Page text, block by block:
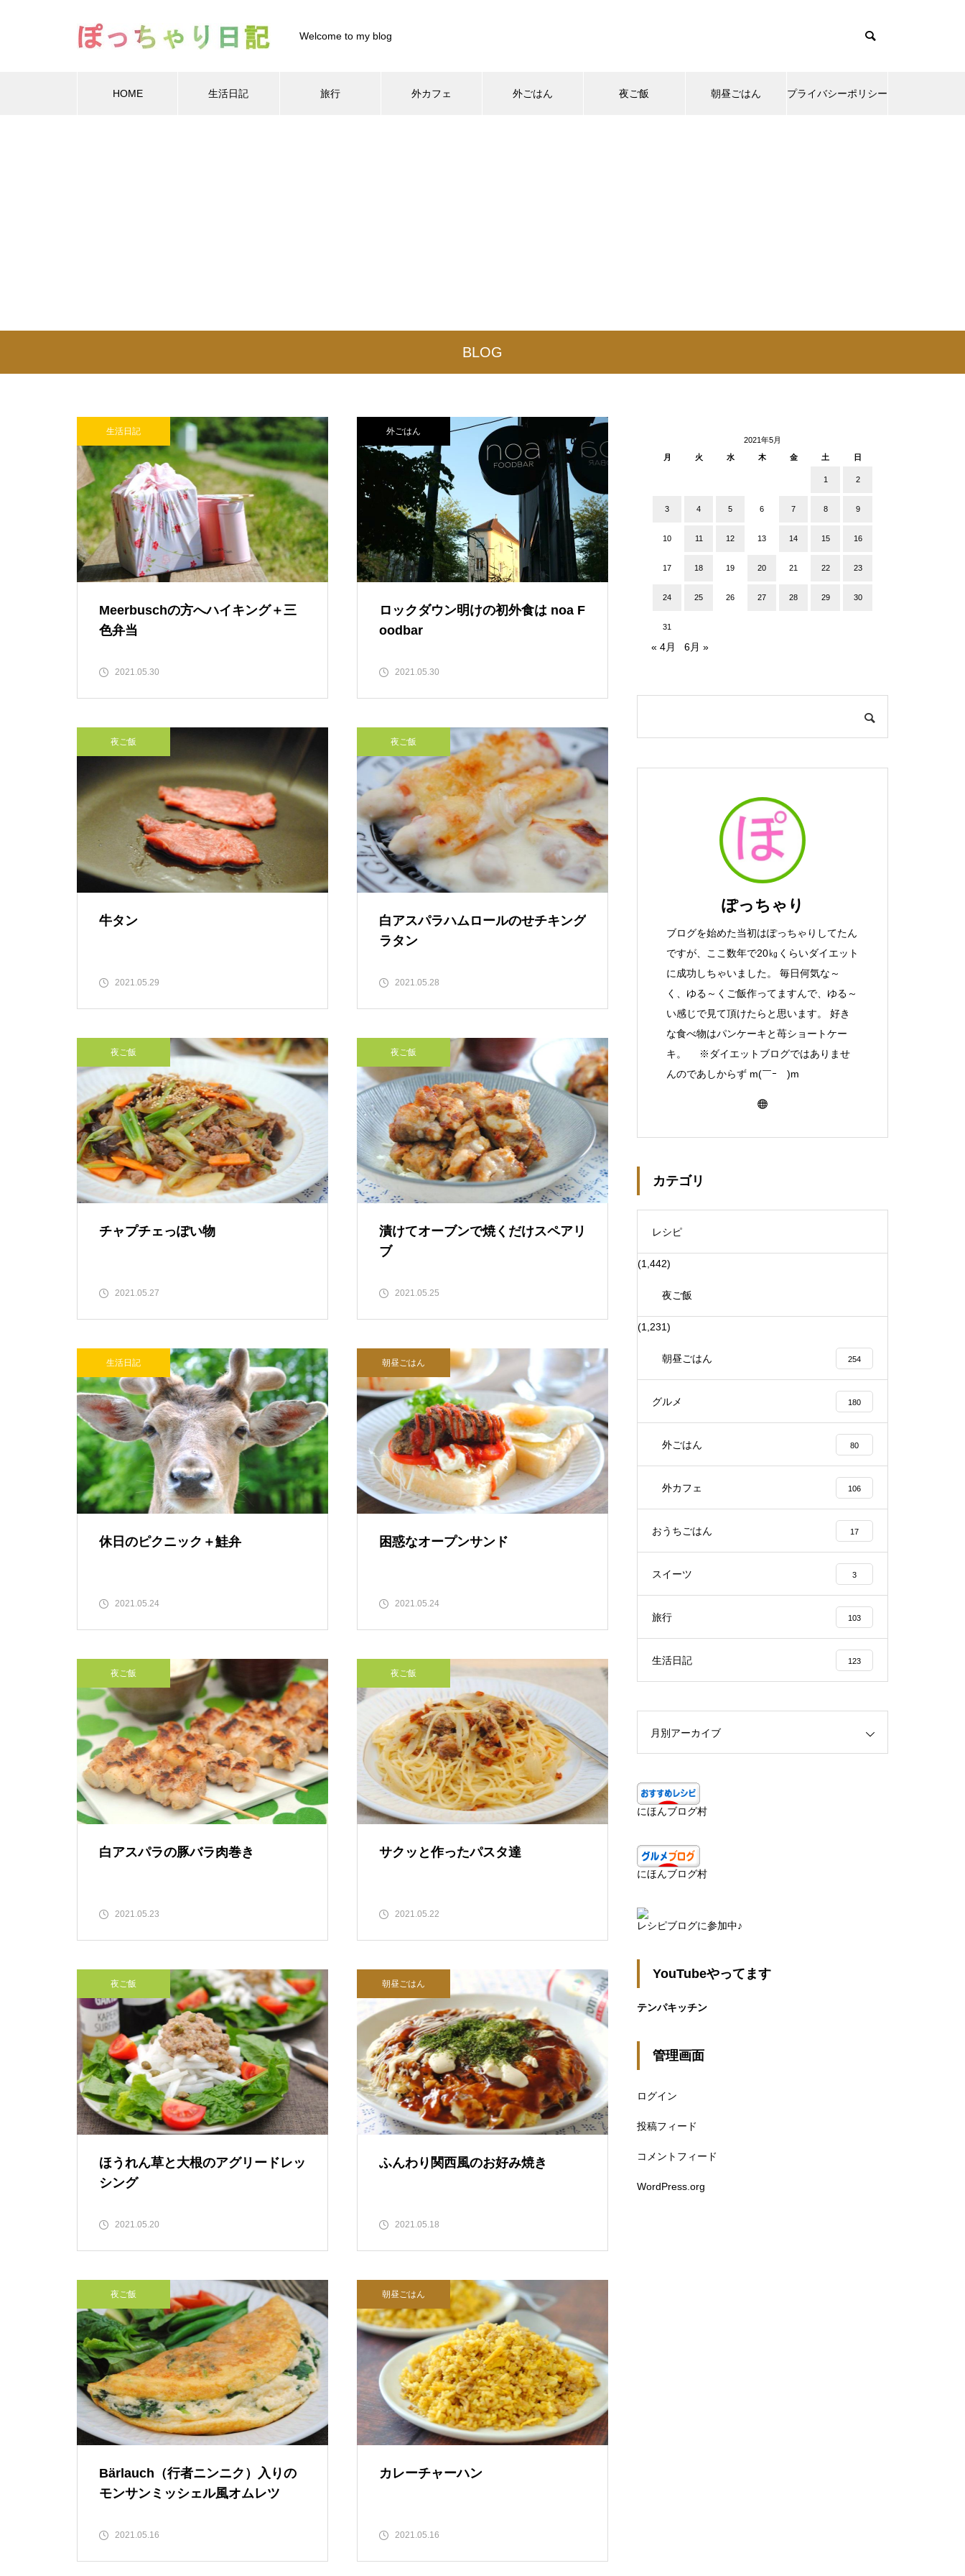
Welcome to my blog
HOME 生活日記 旅行 外カフェ 外ごはん 夜ご飯 朝昼ごはん プライバシーポリシー
BLOG
生活日記
Meerbuschの方へハイキング＋三
色弁当
2021.05.30
外ごはん
ロックダウン明けの初外食は noa F
oodbar
2021.05.30
夜ご飯
牛タン
2021.05.29
夜ご飯
白アスパラハムロールのせチキング
ラタン
2021.05.28
夜ご飯
チャプチェっぽい物
2021.05.27
夜ご飯
漬けてオーブンで焼くだけスペアリ
ブ
2021.05.25
生活日記
休日のピクニック＋鮭弁
2021.05.24
朝昼ごはん
困惑なオープンサンド
2021.05.24
夜ご飯
白アスパラの豚バラ肉巻き
2021.05.23
夜ご飯
サクッと作ったパスタ達
2021.05.22
夜ご飯
ほうれん草と大根のアグリードレッ
シング
2021.05.20
朝昼ごはん
ふんわり関西風のお好み焼き
2021.05.18
夜ご飯
Bärlauch（行者ニンニク）入りの
モンサンミッシェル風オムレツ
2021.05.16
朝昼ごはん
カレーチャーハン
2021.05.16
2021年5月
月
火 水 木 金 土 日
1 2
3 4 5 6 7 8 9
10 11 12 13 14 15 16
17 18 19 20 21 22 23
24 25 26 27 28 29 30
31
« 4月 6月 »
ぽっちゃり
ブログを始めた当初はぽっちゃりしてたん
ですが、ここ数年で20㎏くらいダイエット
に成功しちゃいました。 毎日何気な～
く、ゆる～くご飯作ってますんで、ゆる～
い感じで見て頂けたらと思います。 好き
な食べ物はパンケーキと苺ショートケー
キ。 ※ダイエットブログではありませ
んのであしからず m(￣ｰ￣)m
カテゴリ
レシピ
(1,442)
夜ご飯
(1,231)
朝昼ごはん 254
グルメ 180
外ごはん 80
外カフェ 106
おうちごはん 17
スイーツ 3
旅行 103
生活日記 123
月別アーカイブ
にほんブログ村
にほんブログ村
レシピブログに参加中♪
YouTubeやってます
テンパキッチン
管理画面
ログイン
投稿フィード
コメントフィード
WordPress.org